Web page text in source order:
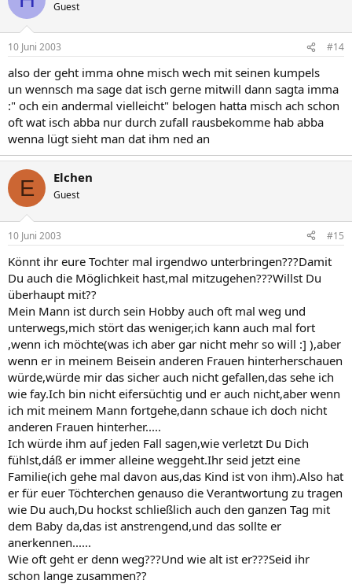
Guest
10 Juni 2003 #14
also der geht imma ohne misch wech mit seinen kumpels
un wennsch ma sage dat isch gerne mitwill dann sagta imma
:" och ein andermal vielleicht" belogen hatta misch ach schon
oft wat isch abba nur durch zufall rausbekomme hab abba
wenna lügt sieht man dat ihm ned an
E Elchen
Guest
10 Juni 2003 #15
Könnt ihr eure Tochter mal irgendwo unterbringen???Damit
Du auch die Möglichkeit hast,mal mitzugehen???Willst Du
überhaupt mit??
Mein Mann ist durch sein Hobby auch oft mal weg und
unterwegs,mich stört das weniger,ich kann auch mal fort
,wenn ich möchte(was ich aber gar nicht mehr so will :] ),aber
wenn er in meinem Beisein anderen Frauen hinterherschauen
würde,würde mir das sicher auch nicht gefallen,das sehe ich
wie fay.Ich bin nicht eifersüchtig und er auch nicht,aber wenn
ich mit meinem Mann fortgehe,dann schaue ich doch nicht
anderen Frauen hinterher.....
Ich würde ihm auf jeden Fall sagen,wie verletzt Du Dich
fühlst,dáß er immer alleine weggeht.Ihr seid jetzt eine
Familie(ich gehe mal davon aus,das Kind ist von ihm).Also hat
er für euer Töchterchen genauso die Verantwortung zu tragen
wie Du auch,Du hockst schließlich auch den ganzen Tag mit
dem Baby da,das ist anstrengend,und das sollte er
anerkennen......
Wie oft geht er denn weg???Und wie alt ist er???Seid ihr
schon lange zusammen??